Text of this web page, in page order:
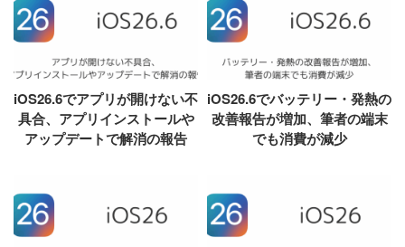
iOS26.6でアプリが開けない不
具合、アプリインストールや
アップデートで解消の報告
iOS26.6でバッテリー・発熱の
改善報告が増加、筆者の端末
でも消費が減少